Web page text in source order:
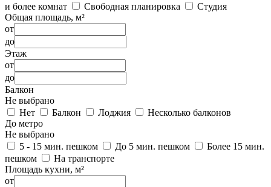
и более комнат
Свободная планировка
Студия
Общая площадь, м²
от
до
Этаж
от
до
Балкон
Не выбрано
Нет
Балкон Лоджия
Несколько балконов
До метро
Не выбрано
5 - 15 мин. пешком
До 5 мин. пешком
Более 15 мин.
пешком
На транспорте
Площадь кухни, м²
от